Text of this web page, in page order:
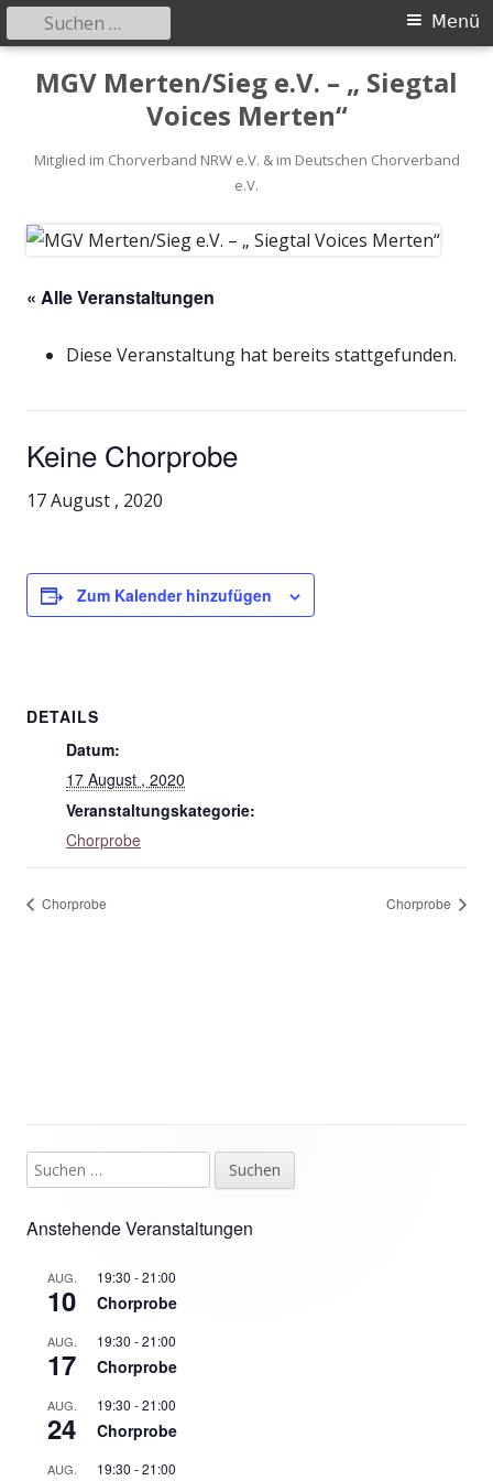
MGV Merten/Sieg e.V. – „ Siegtal
Voices Merten“
Mitglied im Chorverband NRW e.V. & im Deutschen Chorverband
e.V.
Primäres
Menü
Menü
Suchen
nach:
« Alle Veranstaltungen
Diese Veranstaltung hat bereits stattgefunden.
Keine Chorprobe
17 August , 2020
Zum Kalender hinzufügen
DETAILS
Datum:
17 August , 2020
Veranstaltungskategorie:
Chorprobe
Chorprobe Chorprobe
Haupt-
Seitenleiste
Suchen
nach:
Anstehende Veranstaltungen
AUG.
10
19:30 -21:00
Chorprobe
AUG.
17
19:30 -21:00
Chorprobe
AUG.
24
19:30 -21:00
Chorprobe
AUG. 19:30 -21:00